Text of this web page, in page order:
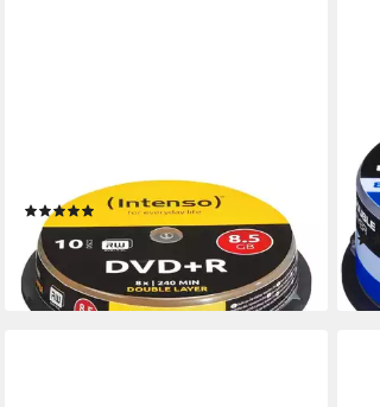
beidseitig beschreibbar
(4)
ab 10,79 €
lieferbar - in 2-3 Werktagen bei dir
25